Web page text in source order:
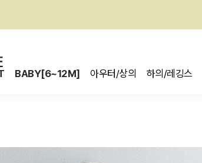
BABY[6~12M] 아우터/상의 하의/레깅스